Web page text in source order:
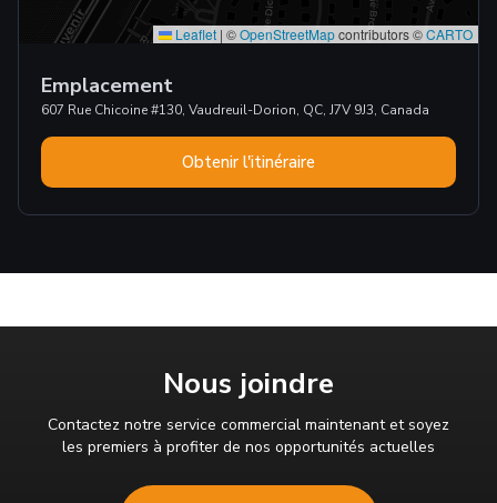
Leaflet | ©OpenStreetMapcontributors ©CARTO
Emplacement
607 Rue Chicoine #130, Vaudreuil-Dorion, QC, J7V 9J3, Canada
Obtenir l'itinéraire
Nous joindre
Contactez notre service commercial maintenant et soyez
les premiers à profiter de nos opportunités actuelles